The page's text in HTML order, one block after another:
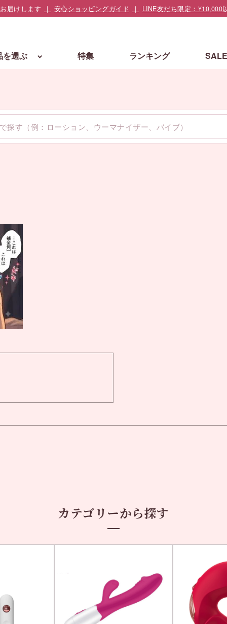
を選ぶ 特集 ランキング
カテゴリーから探す
届けします 安心ショッピングガイド LINE友だち限定：¥10,000